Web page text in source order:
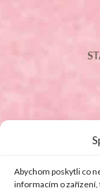
Abychom poskytli co
informacím o zařízení,